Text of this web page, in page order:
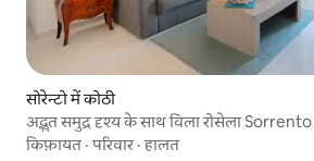
सोरेन्टो में कोठी
अद्भुत समुद्र दृश्य के साथ विला रोसेला Sorrento
किफ़ायत ·परिवार ·हालत